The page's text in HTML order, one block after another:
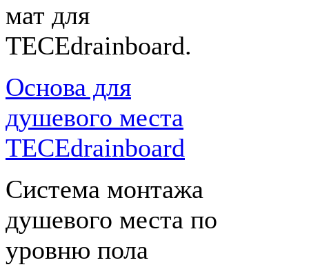
мат для
TECEdrainboard.
Основа для
душевого места
TECEdrainboard
Система монтажа
душевого места по
уровню пола